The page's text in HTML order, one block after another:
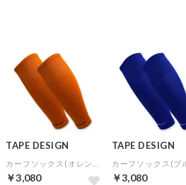
TAPE DESIGN
￥3,080
TAPE DESIGN
カーフソックス(ブ
￥3,080